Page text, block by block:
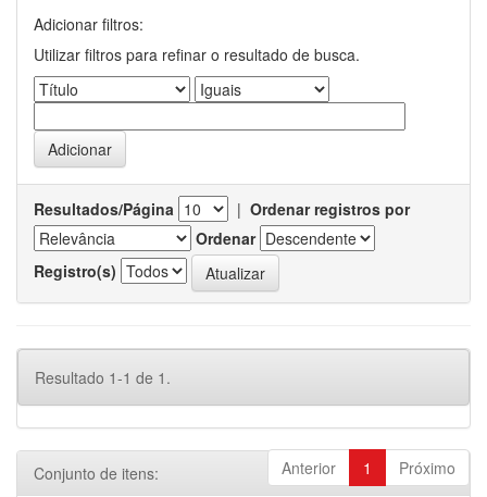
Adicionar filtros:
Utilizar filtros para refinar o resultado de busca.
Resultados/Página | Ordenar registros por
Ordenar
Registro(s)
Resultado 1-1 de 1.
Anterior 1 Próximo
Conjunto de itens: